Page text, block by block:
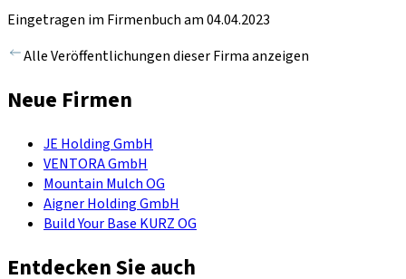
Eingetragen im Firmenbuch am 04.04.2023
Alle Veröffentlichungen dieser Firma anzeigen
Neue Firmen
JE Holding GmbH
VENTORA GmbH
Mountain Mulch OG
Aigner Holding GmbH
Build Your Base KURZ OG
Entdecken Sie auch